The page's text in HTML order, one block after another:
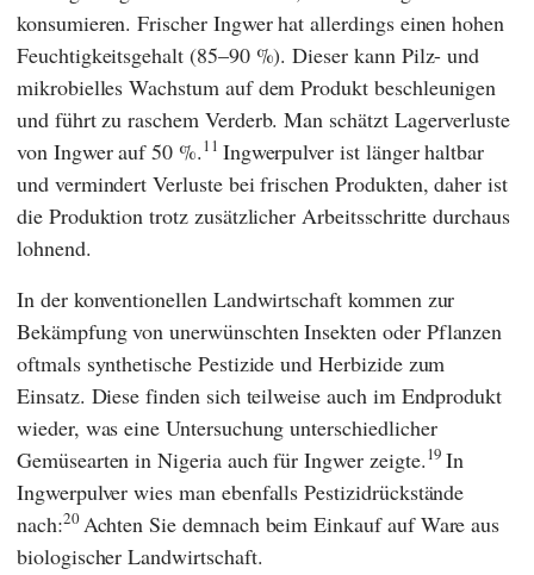
konsumieren. Frischer Ingwer hat allerdings einen hohen
Feuchtigkeitsgehalt (85–90 %). Dieser kann Pilz- und
mikrobielles Wachstum auf dem Produkt beschleunigen
und führt zu raschem Verderb. Man schätzt Lagerverluste
von Ingwer auf 50 %.11 Ingwerpulver ist länger haltbar
und vermindert Verluste bei frischen Produkten, daher ist
die Produktion trotz zusätzlicher Arbeitsschritte durchaus
lohnend.
In der konventionellen Landwirtschaft kommen zur
Bekämpfung von unerwünschten Insekten oder Pflanzen
oftmals synthetische Pestizide und Herbizide zum
Einsatz. Diese finden sich teilweise auch im Endprodukt
wieder, was eine Untersuchung unterschiedlicher
Gemüsearten in Nigeria auch für Ingwer zeigte.19In
Ingwerpulver wies man ebenfalls Pestizidrückstände
nach:20Achten Sie demnach beim Einkauf auf Ware aus
biologischer Landwirtschaft.